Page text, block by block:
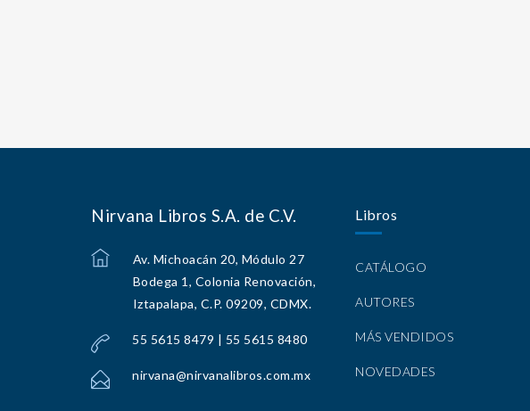
Nirvana Libros S.A. de C.V.
Av. Michoacán 20, Módulo 27
Bodega 1, Colonia Renovación,
Iztapalapa, C.P. 09209, CDMX.
55 5615 8479 | 55 5615 8480
nirvana@nirvanalibros.com.mx
Libros
CATÁLOGO
AUTORES
MÁS VENDIDOS
NOVEDADES